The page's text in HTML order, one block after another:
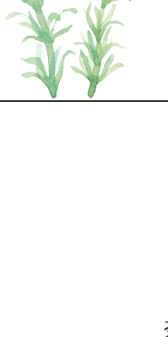
ページの先頭